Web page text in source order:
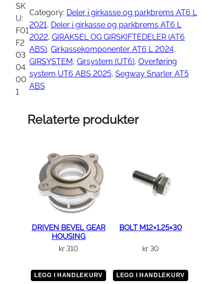
A
C
E
R
1
7
×
3
SK
U:
F01
F2
03
04
00
1
Category: Deler i girkasse og parkbrems AT6 L
2021, Deler i girkasse og parkbrems AT6 L
2022, GIRAKSEL OG GIRSKIFTEDELER (AT6
ABS), Girkassekomponenter AT6 L 2024
GIRSYSTEM, Girsystem (UT6), Overføring
system UT6 ABS 2025, Segway Snarler AT5
ABS
Relaterte produkter
DRIVEN BEVEL GEAR
HOUSING
kr 310
LEGG I HANDLEKURV
BOLT M12×1.25×30
kr 30
LEGG I HANDLEKURV